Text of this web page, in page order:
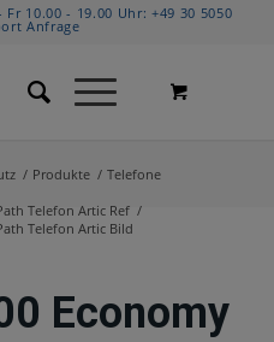
Fr 10.00 - 19.00 Uhr:+49 30 5050
Anfrage
/ Produkte / Telefone
Telefon Artic Ref /
Telefon Artic Bild
Economy